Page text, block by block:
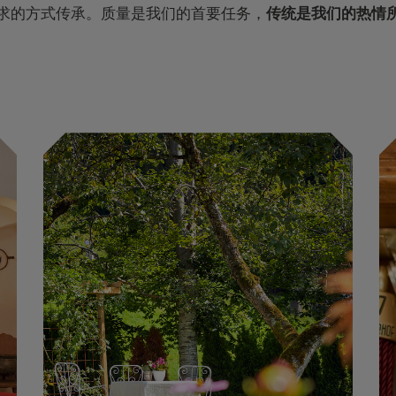
的方式传承。质量是我们的首要任务， 传统是我们的热情